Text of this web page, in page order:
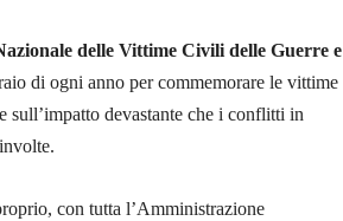
delle Vittime Civili delle Guerre e
di ogni anno per commemorare le vittime
devastante che i conflitti in
con tutta l’Amministrazione